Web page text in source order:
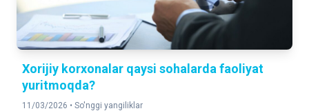
Xorijiy korxonalar qaysi sohalarda faoliyat
yuritmoqda?
11/03/2026 • So'nggi yangiliklar